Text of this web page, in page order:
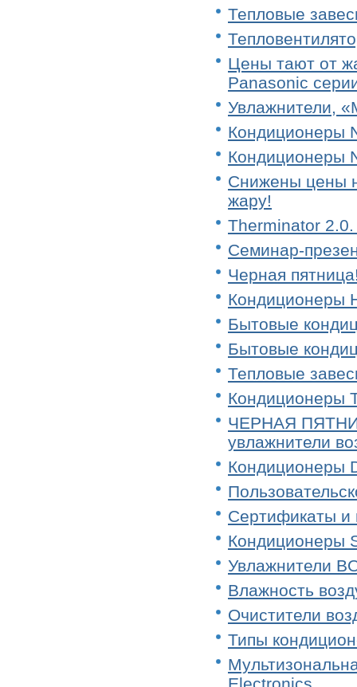
Тепловые
Цены тают от
Panasonic
Увлажнители,
Кондиционеры
Кондиционеры
Снижены цены
жару!
Therminator 2.0.
Семинар-
Черная
Кондиционеры
Бытовые
Бытовые
Тепловые
Кондиционеры
ЧЕРНАЯ
увлажнители
Кондиционеры
Сертификаты и
Кондиционеры
Увлажнители
Влажность
Очистители
Типы